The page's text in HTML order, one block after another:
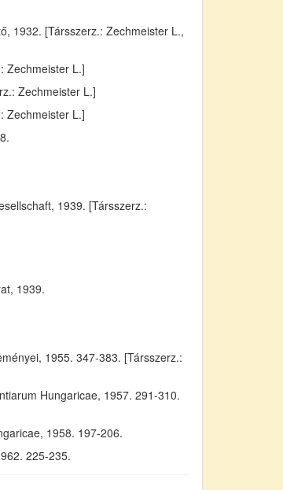
1932. [Társszerz.: Zechmeister L.,
Zechmeister L.]
Zechmeister L.]
Zechmeister L.]
1939. [Társszerz.:
1939.
1955. 347-383. [Társszerz.:
Hungaricae, 1957. 291-310.
1958. 197-206.
225-235.